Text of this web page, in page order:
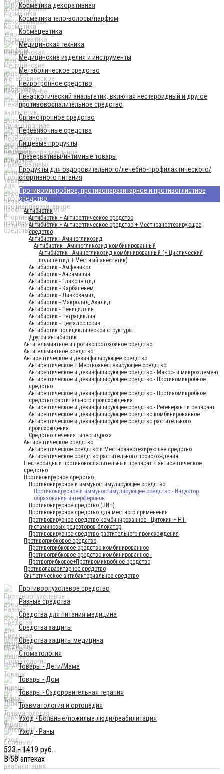
Косметика декоративная
Косметика тело-волосы/парфюм
Космецевтика
Медицинская техника
Медицинские изделия и инструменты
Метаболическое средство
Нейротропное средство
Ненаркотический анальгетик, включая нестероидный и другое
противовоспалительное средство
Органотропное средство
Перевязочные средства
Пищевые продукты
Презервативы/интимные товары
Продукты для оздоровительного/лечебно-профилактического/
спортивного питания
Противомикробное, противопаразитарное и противоглистное
средство
Антибиотик
Антибиотик + Антисептическое средство
Антибиотик + Антисептическое средство + Местноанестезирующее
средство
Антибиотик - Аминогликозид
Антибиотик - Аминогликозид комбинированный
Антибиотик - Аминогликозид комбинированный (+ Циклический
полипептид + Местный анестетик)
Антибиотик - Амфеникол
Антибиотик - Ансамицин
Антибиотик - Гликопептид
Антибиотик - Карбапенем
Антибиотик - Линкозамид
Антибиотик - Макролид, Азалид
Антибиотик - Пенициллин
Антибиотик - Тетрациклин
Антибиотик - Цефалоспорин
Антибиотик полициклической структуры
Другой антибиотик
Антигельминтное и противопротозойное средство
Антигельминтное средство
Антисептическое и дезинфицирующее средство
Антисептическое + Местноанестезирующее средство
Антисептическое и дезинфицирующее средство - Макро- и микроэлемент
Антисептическое и дезинфицирующее средство - Противомикробное
средство
Антисептическое и дезинфицирующее средство - Противомикробное
средство растительного происхождения
Антисептическое и дезинфицирующее средство - Регенерант и репарант
Антисептическое и дезинфицирующее средство комбинированное
Антисептическое и дезинфицирующее средство растительного
происхождения
Средство лечения гипергидроза
Антисептическое средство
Антисептическое средство и Местноанестезирующее средство
Антисептическое средство растительного происхождения
Нестероидный противовоспалительный препарат + антисептическое
средство
Противовирусное средство
Противовирусное и иммуностимулирующее средство
Противовирусное и иммуностимулирующее средство - Индуктор
образования интерферонов
Противовирусное средство (ВИЧ)
Противовирусное средство для местного применения
Противовирусное средство комбинированное - Цитокин + Н1-
гистаминовых рецевторов блокатор
Противовирусное средство растительного происхождения
Противогрибковое средство
Противогрибковое средство комбинированное
Противогрибковое средство комбинированное -
Протвогрибковое+Противомикробное средство
Противопаразитарное средство
Синтетическое антибактериальное средство
Противоопухолевое средство
Разные средства
Средства для питания медицина
Средства защиты
Средства защиты медицина
Стоматология
Товары - Дети/Мама
Товары - Дом
Товары - Оздоровительная терапия
Травматология и ортопедия
Уход - Больные/пожилые люди/реабилитация
Уход - Раны
523 - 1419 руб.
В 58 аптеках